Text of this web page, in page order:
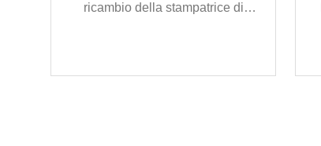
ricambio della stampatrice di